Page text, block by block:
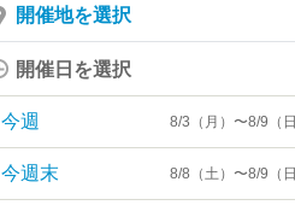
開催地を選択
開催日を選択
今週 8/3（月）〜8/9（日
今週末 8/8（土）〜8/9（日